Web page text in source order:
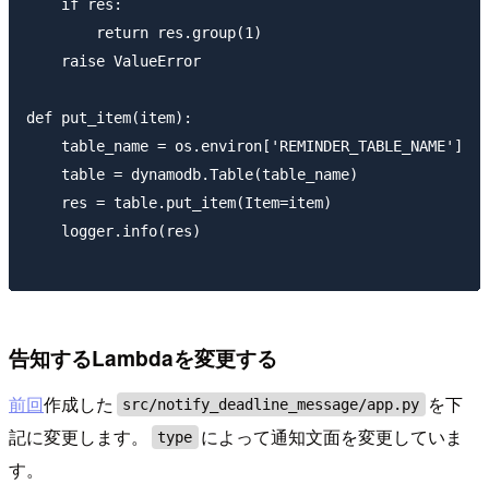
    if res:
        return res.group(1)
    raise ValueError
def put_item(item):
    table_name = os.environ['REMINDER_TABLE_NAME']
    table = dynamodb.Table(table_name)
    res = table.put_item(Item=item)
    logger.info(res)
告知するLambdaを変更する
前回作成した src/notify_deadline_message/app.py
を下
記に変更します。
type によって通知文面を変更していま
す。